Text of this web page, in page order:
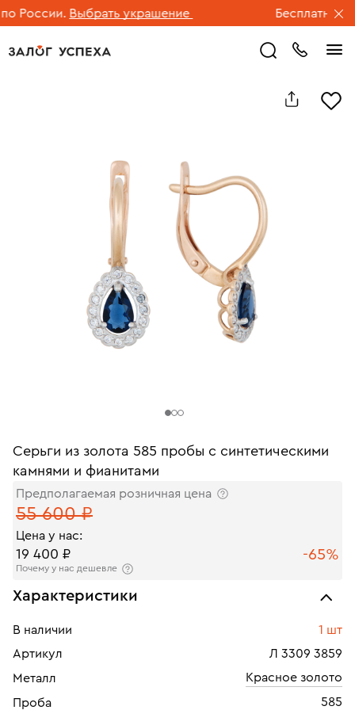
России. Выбрать украшение Бесплатная
Серьги из золота 585 пробы с синтетическими
камнями и фианитами
Предполагаемая розничная цена
55 600 ₽
Цена у нас:
19 400 ₽ -65%
Почему у нас дешевле
Характеристики
В наличии
1 шт
Артикул
Л 3309 3859
Металл
Красное золото
Проба
585